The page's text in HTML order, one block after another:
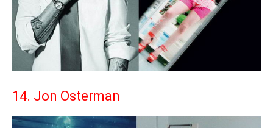
14. Jon Osterman